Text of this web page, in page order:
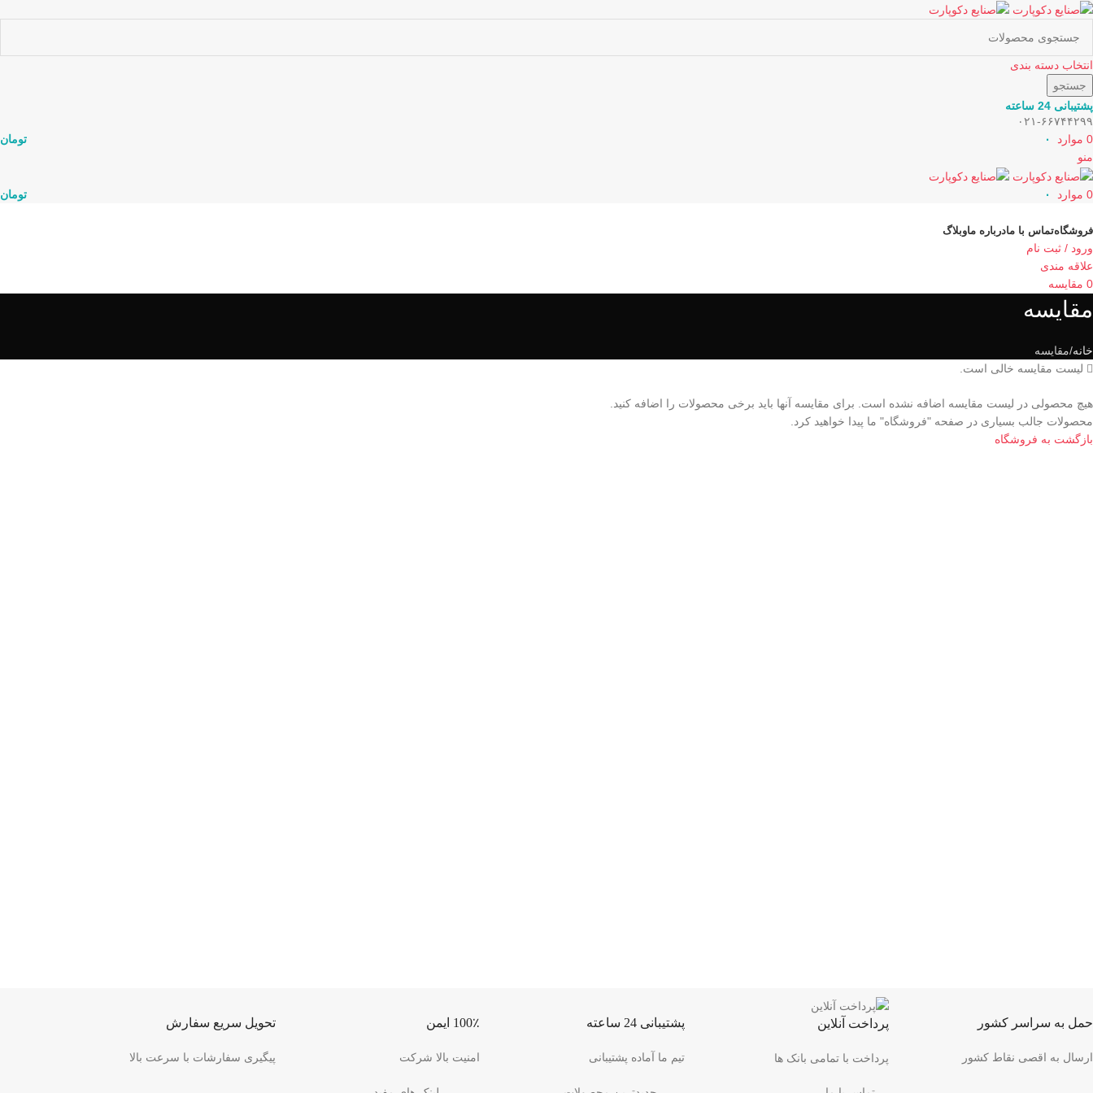
انتخاب دسته بندی
جستجو
پشتیبانی 24 ساعته
۰۲۱-۶۶۷۴۴۲۹۹
0 موارد تومان
منو
0 موارد تومان
فروشگاهتماس با مادرباره ماوبلاگ
ورود / ثبت نام
علاقه مندی
0 مقایسه
مقایسه
خانه مقایسه
لیست مقایسه خالی است.
هیچ محصولی در لیست مقایسه اضافه نشده است. برای مقایسه آنها باید برخی محصولات را اضافه کنید.
محصولات جالب بسیاری در صفحه "فروشگاه" ما پیدا خواهید کرد.
بازگشت به فروشگاه
حمل به سراسر کشور
ارسال به اقصی نقاط کشور
پرداخت آنلاین
پرداخت با تمامی بانک ها
پشتیبانی 24 ساعته
تیم ما آماده پشتیبانی
100٪ ایمن
امنیت بالا شرکت
تحویل سریع سفارش
پیگیری سفارشات با سرعت بالا